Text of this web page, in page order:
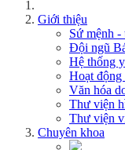
Giới thiệu
Sứ mệnh -
Đội ngũ
Hệ thống
Hoạt
Văn hóa
Thư viện
Thư viện
Chuyên khoa